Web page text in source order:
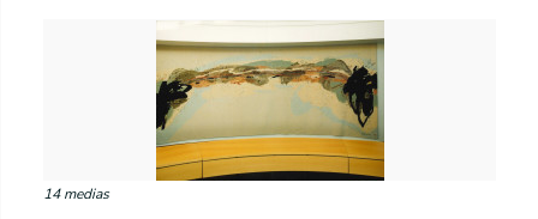
14 medias